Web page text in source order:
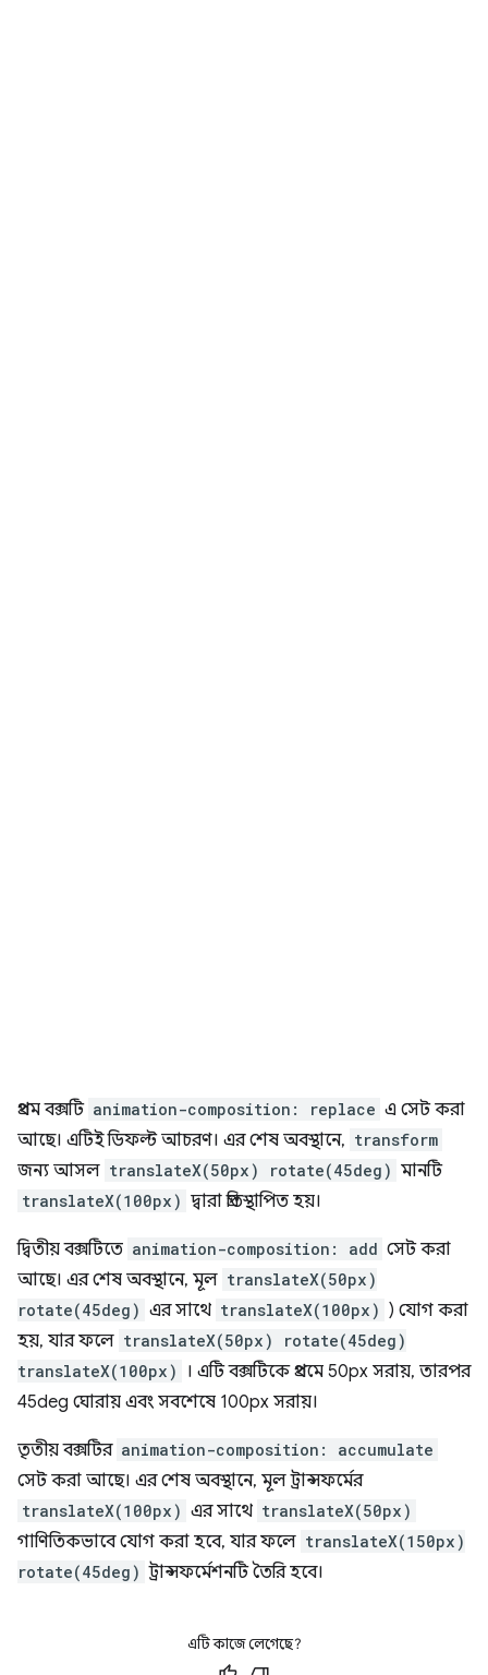
প্রথম বক্সটি animation-composition: replace এ সেট করা
আছে। এটিই ডিফল্ট আচরণ। এর শেষ অবস্থানে, transform
জন্য আসল translateX(50px) rotate(45deg) মানটি
translateX(100px) দ্বারা প্রতিস্থাপিত হয়।
দ্বিতীয় বক্সটিতে animation-composition: add সেট করা
আছে। এর শেষ অবস্থানে, মূল translateX(50px)
rotate(45deg) এর সাথে translateX(100px) ) যোগ করা
হয়, যার ফলে translateX(50px) rotate(45deg)
translateX(100px)
। এটি বক্সটিকে প্রথমে 50px সরায়, তারপর
45deg ঘোরায় এবং সবশেষে 100px সরায়।
তৃতীয় বক্সটির animation-composition: accumulate
সেট করা আছে। এর শেষ অবস্থানে, মূল ট্রান্সফর্মের
translateX(100px) এর সাথে translateX(50px)
গাণিতিকভাবে যোগ করা হবে, যার ফলে translateX(150px)
rotate(45deg) ট্রান্সফর্মেশনটি তৈরি হবে।
এটি কাজে লেগেছে?